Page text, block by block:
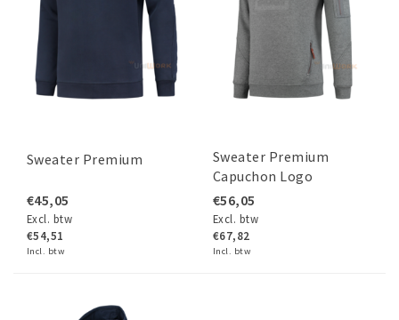
Sweater Premium
€45,05
Excl. btw
€54,51
Incl. btw
Sweater Premium
Capuchon Logo
€56,05
Excl. btw
€67,82
Incl. btw